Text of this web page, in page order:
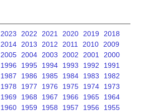
2023 2022 2021 2020 2019
2018
2014 2013 2012 2011 2010
2009
2005 2004 2003 2002 2001
2000
1996 1995 1994 1993 1992
1991
1987 1986 1985 1984 1983
1982
1978 1977 1976 1975 1974
1973
1969 1968 1967 1966 1965
1964
1960 1959 1958 1957 1956
1955